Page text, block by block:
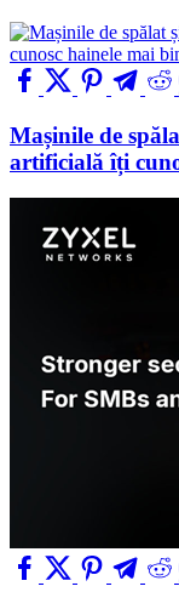
Mașinile de
artificială îți